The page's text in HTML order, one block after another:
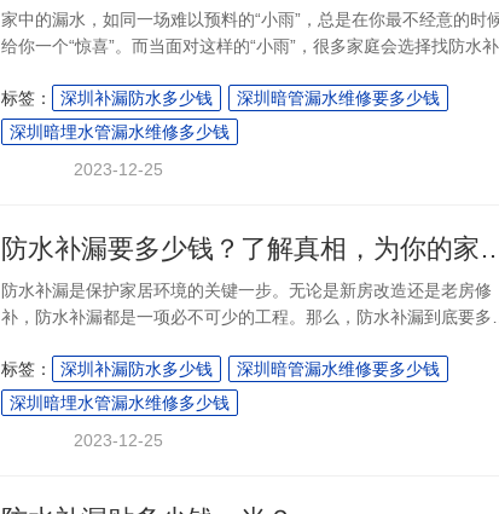
家中的漏水，如同一场难以预料的“小雨”，总是在你最不经意的时
给你一个“惊喜”。而当面对这样的“小雨”，很多家庭会选择找防水补
庭都想知道的，今天我们就来探讨一下。....
标签： 深圳补漏防水多少钱
深圳暗管漏水维修要多少钱
深圳暗埋水管漏水维修多少钱
2023-12-25
防水补漏要多少钱？了解真相
​防水补漏是保护家居环境的关键一步。无论是新房改造还是老房修
补，防水补漏都是一项必不可少的工程。那么，防水补漏到底要多少
吧。....
标签： 深圳补漏防水多少钱
深圳暗管漏水维修要多少钱
深圳暗埋水管漏水维修多少钱
2023-12-25